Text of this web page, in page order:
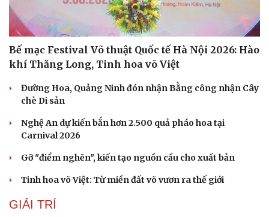
Bế mạc Festival Võ thuật Quốc tế Hà Nội 2026: Hào
khí Thăng Long, Tinh hoa võ Việt
Đường Hoa, Quảng Ninh đón nhận Bằng công nhận Cây
chè Di sản
Nghệ An dự kiến bắn hơn 2.500 quả pháo hoa tại
Carnival 2026
Gỡ "điểm nghẽn", kiến tạo nguồn cầu cho xuất bản
Tinh hoa võ Việt: Từ miền đất võ vươn ra thế giới
GIẢI TRÍ